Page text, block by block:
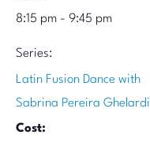
8:15 pm - 9:45 pm
Series:
Latin Fusion Dance with
Sabrina Pereira Ghelardi
Cost: